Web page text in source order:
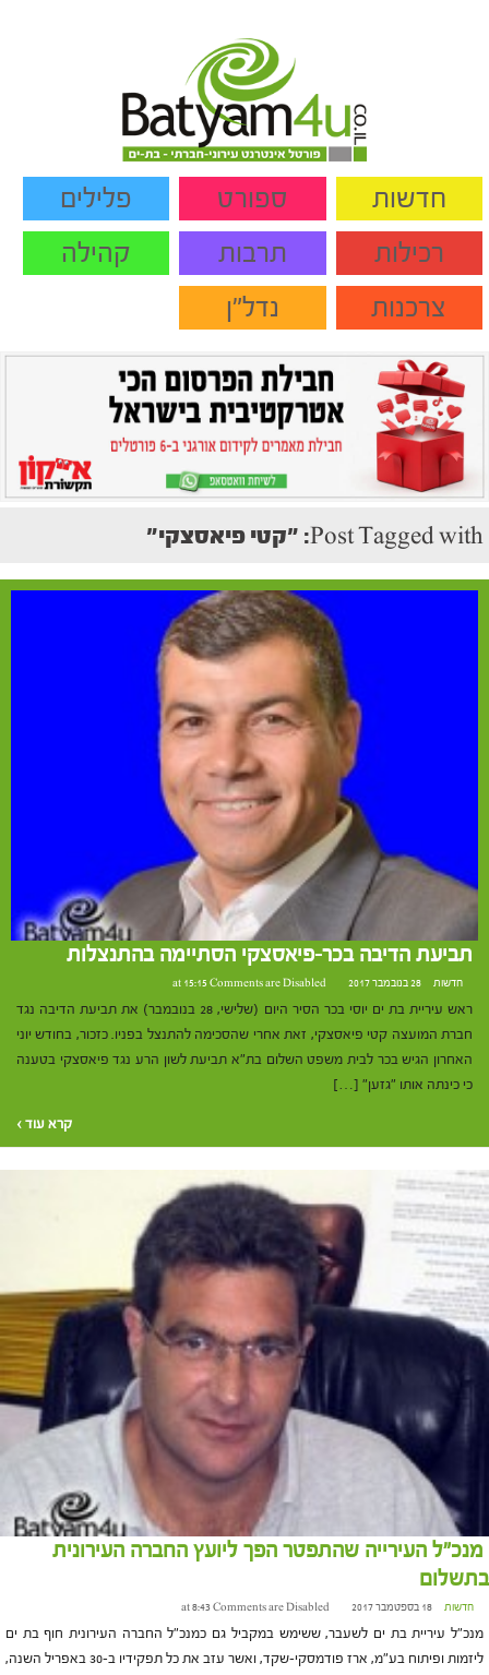
חדשות ספורט
פלילים
רכילות
תרבות
קהילה
צרכנות
נדל"ן
Post Tagged with: "קטי פיאסצקי"
תביעת הדיבה בכר-פיאסצקי הסתיימה בהתנצלות
חדשות 28 בנובמבר 2017 at 15:15 Comments are Disabled
ראש עיריית בת ים יוסי בכר הסיר היום (שלישי, 28 בנובמבר) את תביעת הדיבה נגד
חברת המועצה קטי פיאסצקי, זאת אחרי שהסכימה להתנצל בפניו. כזכור, בחודש יוני
האחרון הגיש בכר לבית משפט השלום בת"א תביעת לשון הרע נגד פיאסצקי בטענה
כי כינתה אותו "גזען" […]
קרא עוד ›
מנכ"ל העירייה שהתפטר הפך ליועץ החברה העירונית
בתשלום
חדשות 18 בספטמבר 2017 at 8:43 Comments are Disabled
מנכ"ל עיריית בת ים לשעבר, ששימש במקביל גם כמנכ"ל החברה העירונית חוף בת ים
ליזמות ופיתוח בע"מ, ארז פודמסקי-שקד, ואשר עזב את כל תפקידיו ב-30 באפריל השנה,